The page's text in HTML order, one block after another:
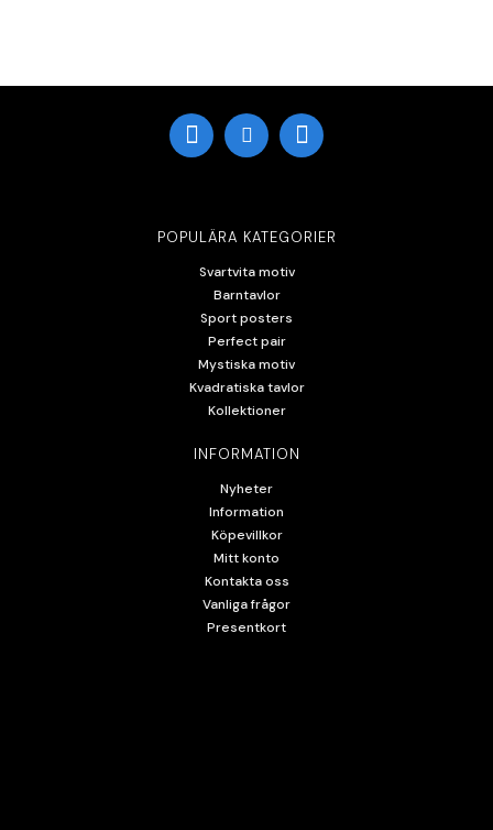
POPULÄRA KATEGORIER
Svartvita motiv
Barntavlor
Sport posters
Perfect pair
Mystiska motiv
Kvadratiska tavlor
Kollektioner
INFORMATION
Nyheter
Information
Köpevillkor
Mitt konto
Kontakta oss
Vanliga frågor
Presentkort